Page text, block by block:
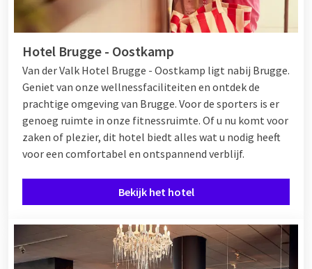
Hotel Brugge - Oostkamp
Van der Valk Hotel Brugge - Oostkamp ligt nabij Brugge.
Geniet van onze wellnessfaciliteiten en ontdek de
prachtige omgeving van Brugge. Voor de sporters is er
genoeg ruimte in onze fitnessruimte. Of u nu komt voor
zaken of plezier, dit hotel biedt alles wat u nodig heeft
voor een comfortabel en ontspannend verblijf.
Bekijk het hotel